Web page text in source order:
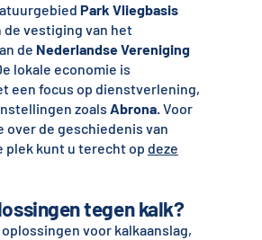
Park Vliegbasis
vestiging van het
de Nederlandse Vereniging
lokale economie is
een focus op dienstverlening,
zoals Abrona. Voor
over de geschiedenis van
plek kunt u terecht op deze
tegen kalk?
voor kalkaanslag,